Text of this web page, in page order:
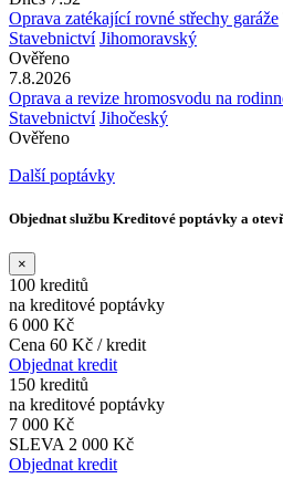
Oprava zatékající rovné střechy garáže
Stavebnictví Jihomoravský
Ověřeno
7.8.2026
Oprava a revize hromosvodu na
Stavebnictví Jihočeský
Ověřeno
Další poptávky
Objednat službu Kreditové poptávky a
×
100 kreditů
na kreditové poptávky
6 000 Kč
Cena 60 Kč / kredit
Objednat kredit
150 kreditů
na kreditové poptávky
7 000 Kč
SLEVA 2 000 Kč
Objednat kredit